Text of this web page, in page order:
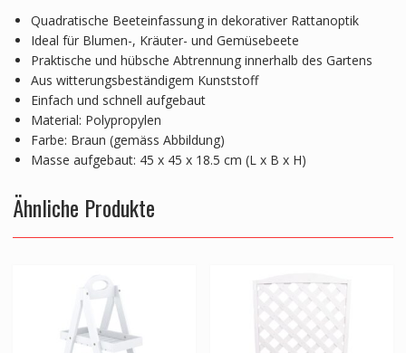
Quadratische Beeteinfassung in dekorativer Rattanoptik
Ideal für Blumen-, Kräuter- und Gemüsebeete
Praktische und hübsche Abtrennung innerhalb des Gartens
Aus witterungsbeständigem Kunststoff
Einfach und schnell aufgebaut
Material: Polypropylen
Farbe: Braun (gemäss Abbildung)
Masse aufgebaut: 45 x 45 x 18.5 cm (L x B x H)
Ähnliche Produkte